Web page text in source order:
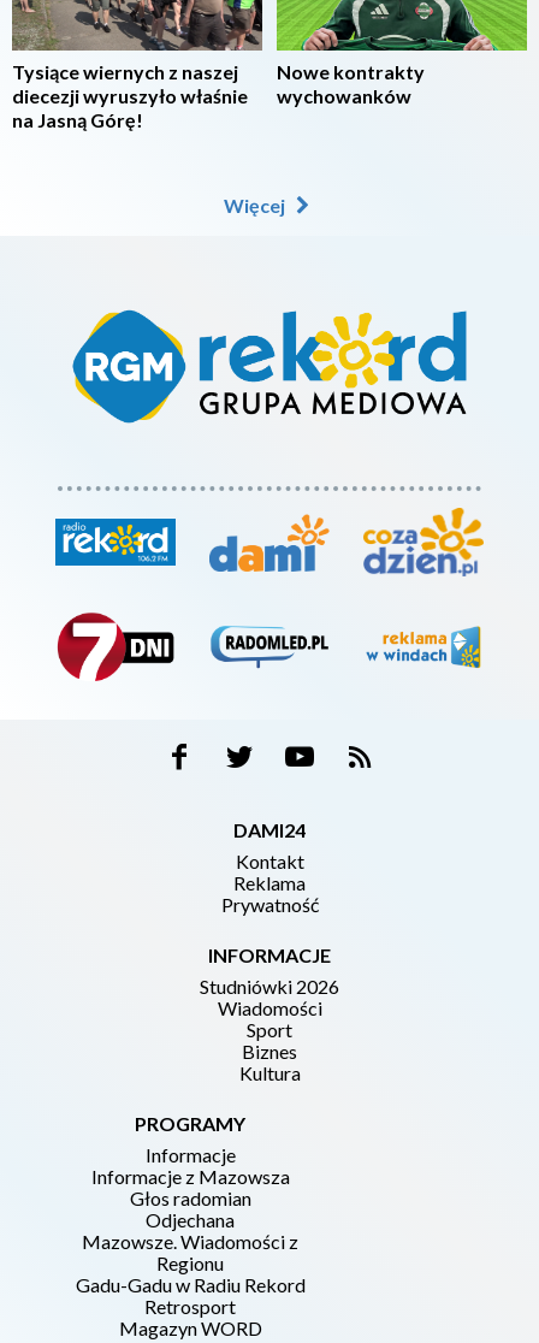
Tysiące wiernych z naszej
diecezji wyruszyło właśnie
na Jasną Górę!
Nowe kontrakty
wychowanków
Więcej
DAMI24
Kontakt
Reklama
Prywatność
INFORMACJE
Studniówki 2026
Wiadomości
Sport
Biznes
Kultura
PROGRAMY
Informacje
Informacje z Mazowsza
Głos radomian
Odjechana
Mazowsze. Wiadomości z
Regionu
Gadu-Gadu w Radiu Rekord
Retrosport
Magazyn WORD